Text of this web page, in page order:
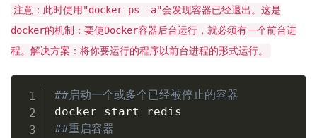
注意：此时使用"docker ps -a"会发现容器已经退出。这是
docker的机制：要使Docker容器后台运行，就必须有一个前台进
程。解决方案：将你要运行的程序以前台进程的形式运行。
##启动一个或多个已经被停止的容器
##重启容器